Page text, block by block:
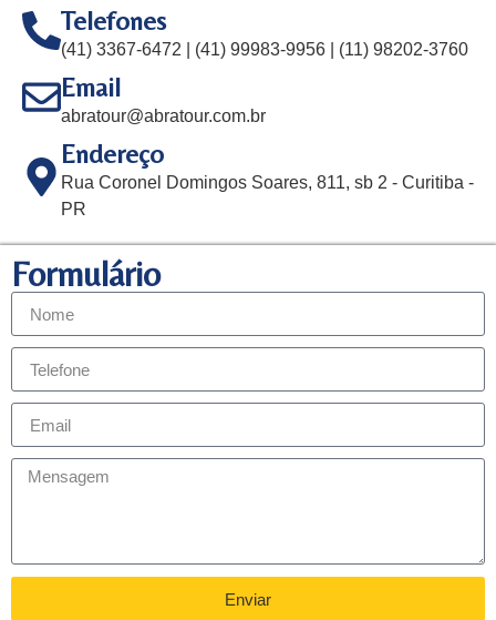
Telefones
(41) 3367-6472 | (41) 99983-9956 | (11) 98202-3760
Email
abratour@abratour.com.br
Endereço
Rua Coronel Domingos Soares, 811, sb 2 - Curitiba -
PR
Formulário
Enviar